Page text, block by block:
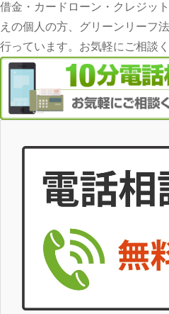
借金・カードローン・クレジッ
えの個人の方、グリーンリーフ
行っています。お気軽にご相談く